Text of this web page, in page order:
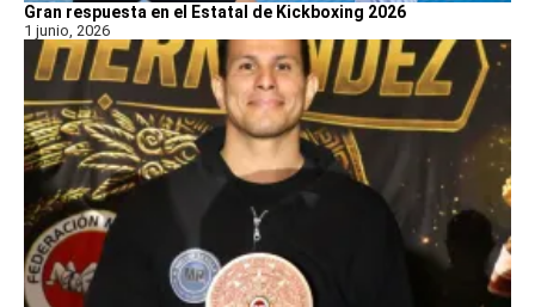
Gran respuesta en el Estatal de Kickboxing 2026
1 junio, 2026